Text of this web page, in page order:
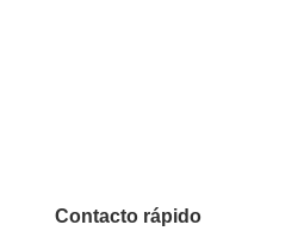
Contacto rápido